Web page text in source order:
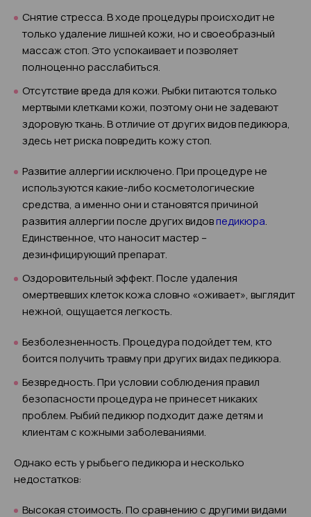
Снятие стресса. В ходе процедуры происходит не
только удаление лишней кожи, но и своеобразный
массаж стоп. Это успокаивает и позволяет
полноценно расслабиться.
Отсутствие вреда для кожи. Рыбки питаются только
мертвыми клетками кожи, поэтому они не задевают
здоровую ткань. В отличие от других видов педикюра,
здесь нет риска повредить кожу стоп.
Развитие аллергии исключено. При процедуре не
используются какие-либо косметологические
средства, а именно они и становятся причиной
развития аллергии после других видовпедикюра.
Единственное, что наносит мастер –
дезинфицирующий препарат.
Оздоровительный эффект. После удаления
омертвевших клеток кожа словно «оживает», выглядит
нежной, ощущается легкость.
Безболезненность. Процедура подойдет тем, кто
боится получить травму при других видах педикюра.
Безвредность. При условии соблюдения правил
безопасности процедура не принесет никаких
проблем. Рыбий педикюр подходит даже детям и
клиентам с кожными заболеваниями.
Однако есть у рыбьего педикюра и несколько
недостатков:
Высокая стоимость. По сравнению с другими видами